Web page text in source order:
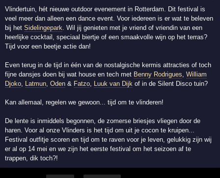
Vlindertuin, hét nieuwe outdoor evenement in Rotterdam. Dit festival is
veel meer dan alleen een dance event. Voor iedereen is er wat te beleven
bij hetSidelingepark . Wil jij genieten met je vriend of vriendin van een
heerlijke cocktail, speciaal biertje of een smaakvolle wijn op het terras?
Tijd voor een beetje actie dan!
Even terug in de tijd in één van de nostalgische kermis attracties of toch
fijne dansjes doen bij wat house en tech met Benny Rodrigues ,William
Djoko
Latmun ,Oden & Fatzo Luuk van Dijk of in de Silent Disco tuin?
Kan allemaal, regelen we gewoon... tijd om te vlinderen!
De lente is inmiddels begonnen, de zomerse briesjes vliegen door de
haren. Voor al onze Vlinders is het tijd om uit je cocon te kruipen...
Festival outfitje scoren en tijd om te raven voor je leven, gelukkig zijn wij
er al op 14 mei en we zijn het eerste festival om het seizoen af te
trappen, dik toch?!